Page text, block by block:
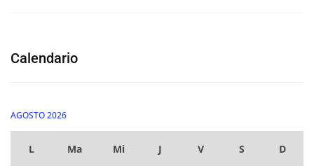
Calendario
AGOSTO 2026
L Ma Mi J V S D